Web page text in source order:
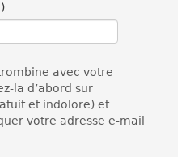
avec votre
la d’abord sur
et indolore) et
votre adresse e-mail